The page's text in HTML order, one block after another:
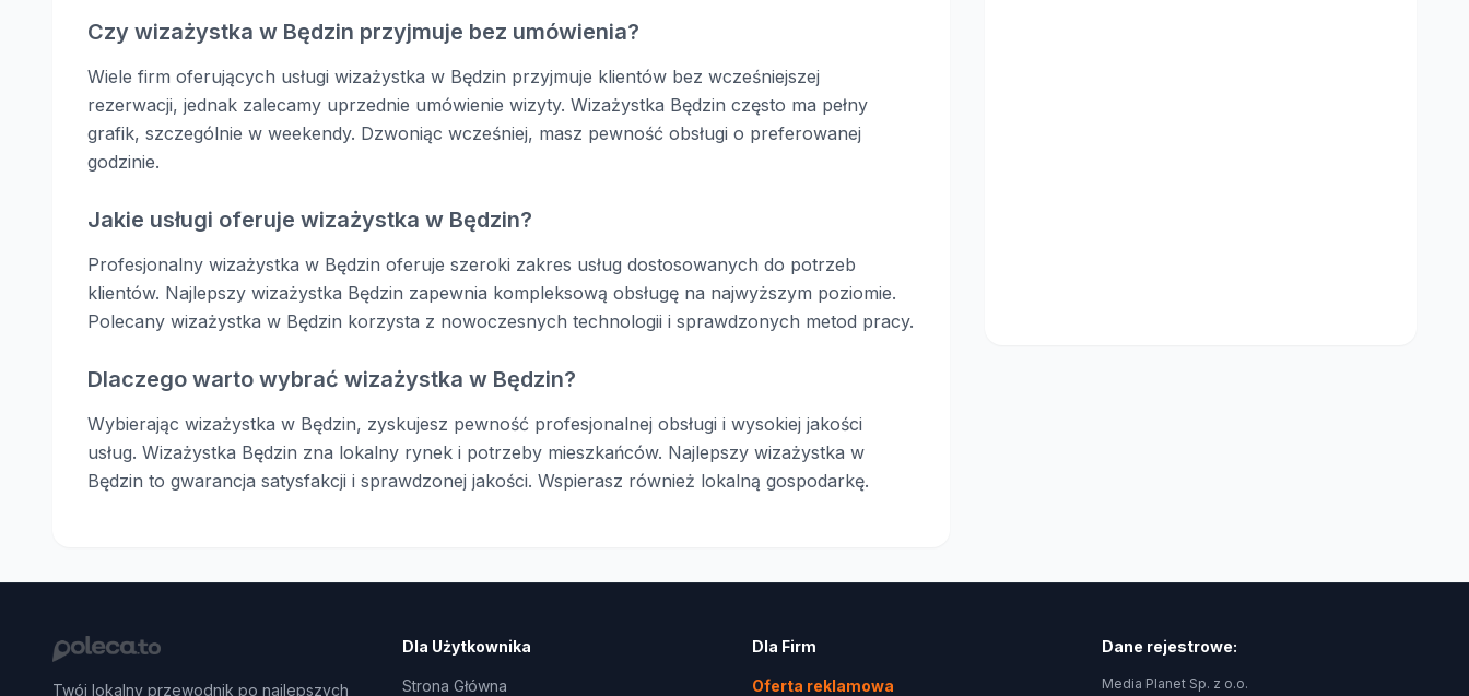
Czy wizażystka w Będzin przyjmuje bez umówienia?
Wiele firm oferujących usługi wizażystka w Będzin przyjmuje klientów bez wcześniejszej
rezerwacji, jednak zalecamy uprzednie umówienie wizyty. Wizażystka Będzin często ma pełny
grafik, szczególnie w weekendy. Dzwoniąc wcześniej, masz pewność obsługi o preferowanej
godzinie.
Jakie usługi oferuje wizażystka w Będzin?
Profesjonalny wizażystka w Będzin oferuje szeroki zakres usług dostosowanych do potrzeb
klientów. Najlepszy wizażystka Będzin zapewnia kompleksową obsługę na najwyższym poziomie.
Polecany wizażystka w Będzin korzysta z nowoczesnych technologii i sprawdzonych metod pracy.
Dlaczego warto wybrać wizażystka w Będzin?
Wybierając wizażystka w Będzin, zyskujesz pewność profesjonalnej obsługi i wysokiej jakości
usług. Wizażystka Będzin zna lokalny rynek i potrzeby mieszkańców. Najlepszy wizażystka w
Będzin to gwarancja satysfakcji i sprawdzonej jakości. Wspierasz również lokalną gospodarkę.
Twój lokalny przewodnik po najlepszych
Dla Użytkownika
Strona Główna
Dla Firm
Oferta reklamowa
Dane rejestrowe:
Media Planet Sp. z o.o.